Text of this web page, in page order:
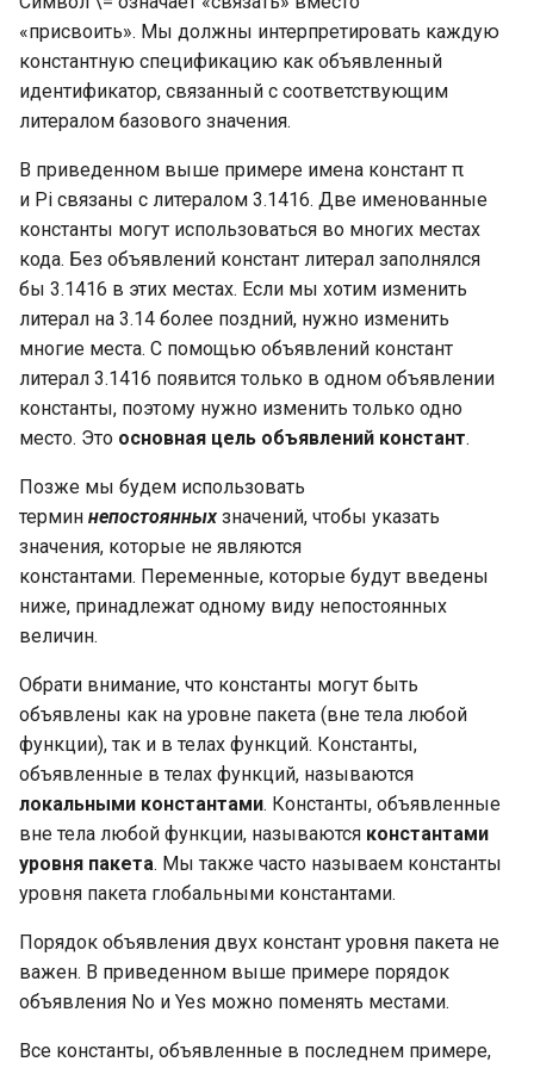
Объявления функций
Variadic и вызовы функций
Variadic
Подробнее об объявлениях
и вызовах функций
Значения функции
Что такое тип данных
Примитивы или базовые
Динамические типы int, uint
Динамический тип uint
Динамический тип uint:
Динамический тип int
Динамический тип int:
внутреннее устройство
Вещественные числа Float
устройство
Byte
Емкость слайса (capacity)
Передача слайсов в
Механизм append
Встроенная функция
Append
Nil слайс
Карта (map)
Хэш-карты на других
Реализация хэш-карты Go
Строки в Go
Преобразования,
Оптимизация компилятора
для преобразований
между строками и
байтовыми срезами
Другие методы
конкатенации строк
Подробнее о сравнении
строк
Интерфейсы в Go
Замыкания (Closures) и
анонимные функции в Go
Go: отложенные функции
Unit-тестирование
Unit-тестирование:
модульный тест
Unit-тестирование: подтест
Бенчмарк
Тип reflect.Value и его
значения
Рефлексия карт (map)
Функция reflect.ValueOf
Метод Canconvert
Пакет UTF8
Пакет Golang UTF8
DecodeRune
DecodeLastRune
Пакет Golang UTF8
EncodeRune
Функции UTF8 RuneCount,
Пакет fmt
Чтение файлов в Go
Запись файлов в Go
Пакет io
Полезные типы и пакеты
для ввода-вывода:
буферизованный ввод-
вывод
расписанию
Использование каналов в
качестве блокировки
мьютекса или счетных
семафоров
Диалог (пинг-понг) и
инкапсулирование канала
Проверка длины и
пропускной способности
каналов
Блокирование горутины,
отправка/получить»
Проверка закрытия канала
без блокировки текущей
горутины, ограничения
Закрытие каналов
Закрытие каналов:
решения грубого закрытия
Закрытие каналов:
решения вежливого
Закрытие каналов:
примеры закрытия
(а)синхронные системные
вызовы
Планировщик в Go: Worker
stealing
Конкурентная модель
Виды нагрузок
Прибавление чисел
Сортировка
Чтение файлов
Пакет runtime
Garbage collector. Сборщик
мусора
Отношения Facade с
другими паттернами
(абстрактная фабрика)
Структура работы
Factory
Применимость и шаги
реализации Abstract
Отношения Abstract
с другими паттернами
Применимость и шаги
Отношения Strategy с
другими паттернами
Пример работы стека в
Golang
Упрощение формулы
сложности
Обозначение Big-O:
времени
Обозначение Big-O:
сравнение
алгоритма
Влияние скорости
выполнения на
Обозначение Big-O:
использование
приближения и
BubbleSort (сортировка
пузырьком)
Go
Реализация BubbleSort
Мок-объекты и
тестирование
«присвоить». Мы должны интерпретировать каждую
константную спецификацию как объявленный
идентификатор, связанный с соответствующим
литералом базового значения.
В приведенном выше примере имена констант π
и Pi связаны с литералом 3.1416. Две именованные
константы могут использоваться во многих местах
кода. Без объявлений констант литерал заполнялся
бы 3.1416 в этих местах. Если мы хотим изменить
литерал на 3.14 более поздний, нужно изменить
многие места. С помощью объявлений констант
литерал 3.1416 появится только в одном объявлении
константы, поэтому нужно изменить только одно
место. Это основная цель объявлений констант.
Позже мы будем использовать
термин непостоянных значений, чтобы указать
значения, которые не являются
константами. Переменные, которые будут введены
ниже, принадлежат одному виду непостоянных
величин.
Обрати внимание, что константы могут быть
объявлены как на уровне пакета (вне тела любой
функции), так и в телах функций. Константы,
объявленные в телах функций, называются
локальными константами. Константы, объявленные
вне тела любой функции, называются константами
уровня пакета. Мы также часто называем константы
уровня пакета глобальными константами.
Порядок объявления двух констант уровня пакета не
важен. В приведенном выше примере порядок
объявления No и Yes можно поменять местами.
Все константы, объявленные в последнем примере,